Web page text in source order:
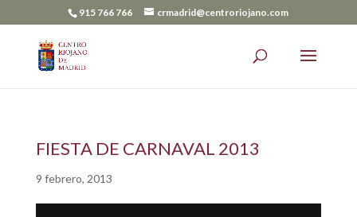
915 766 766 crmadrid@centroriojano.com
FIESTA DE CARNAVAL 2013
9 febrero, 2013